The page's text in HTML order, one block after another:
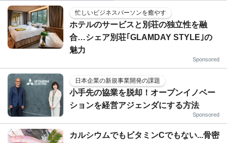
忙しいビジネスパーソンを癒やす
ホテルのサービスと別荘の独立性を融
合…シェア別荘｢GLAMDAY STYLE｣の
魅力
Sponsored
日本企業の新規事業開発の課題
小手先の協業を脱却！オープンイノベー
ションを経営アジェンダにする方法
Sponsored
カルシウムでもビタミンCでもない...骨密